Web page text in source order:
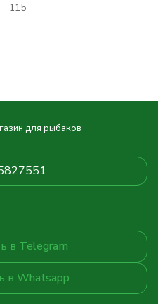
115
для рыбаков
в Telegram
в Whatsapp